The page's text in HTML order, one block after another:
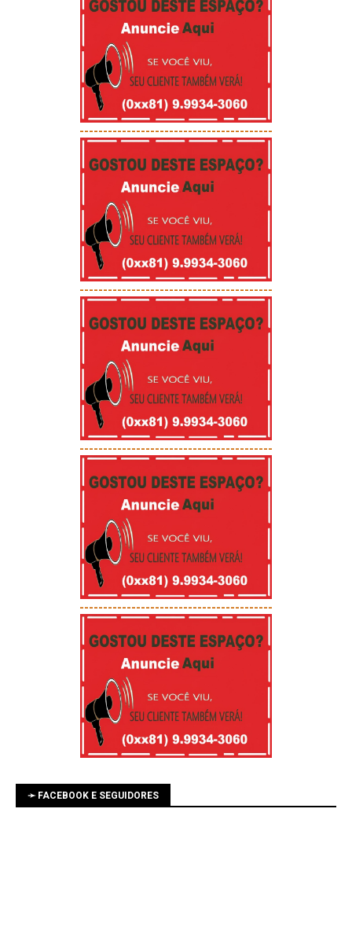
-----------------------------------------
-----------------------------------------
-----------------------------------------
-----------------------------------------
➛ FACEBOOK E SEGUIDORES